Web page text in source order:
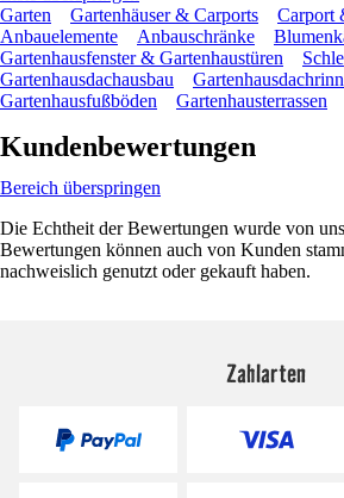
Garten
Gartenhäuser & Carports
Carport
Anbauelemente
Anbauschränke
Gartenhausfenster & Gartenhaustüren
Gartenhausdachausbau
Gartenhausfußböden
Gartenhausterrassen
Kundenbewertungen
Bereich überspringen
Die Echtheit der Bewertungen wurde von
Bewertungen können auch von Kunden
nachweislich genutzt oder gekauft haben.
Zahlarten